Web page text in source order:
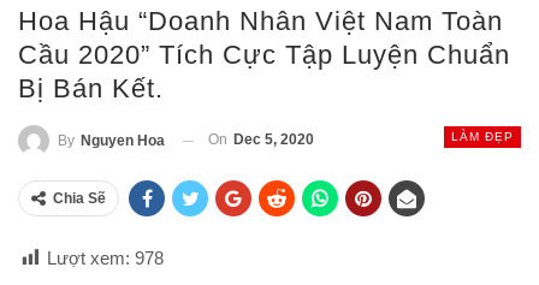
Hoa Hậu “Doanh Nhân Việt Nam Toàn
Cầu 2020” Tích Cực Tập Luyện Chuẩn
Bị Bán Kết.
LÀM ĐẸP
By Nguyen Hoa On Dec 5, 2020
Chia Sẽ
Lượt xem: 978